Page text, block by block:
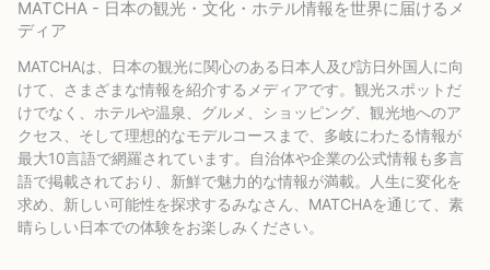
MATCHA - 日本の観光・文化・ホテル情報を世界に届けるメ
ディア
MATCHAは、日本の観光に関心のある日本人及び訪日外国人に向
けて、さまざまな情報を紹介するメディアです。観光スポットだ
けでなく、ホテルや温泉、グルメ、ショッピング、観光地へのア
クセス、そして理想的なモデルコースまで、多岐にわたる情報が
最大10言語で網羅されています。自治体や企業の公式情報も多言
語で掲載されており、新鮮で魅力的な情報が満載。人生に変化を
求め、新しい可能性を探求するみなさん、MATCHAを通じて、素
晴らしい日本での体験をお楽しみください。